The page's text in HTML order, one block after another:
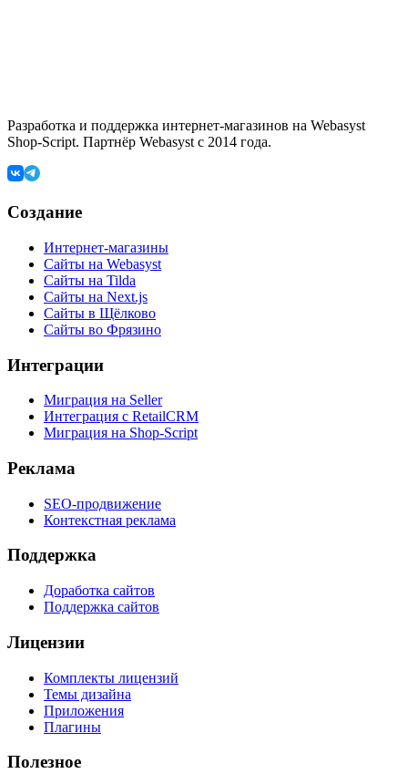
Разработка и поддержка интернет-магазинов на Webasyst
Shop-Script. Партнёр Webasyst с 2014 года.
Создание
Интернет-магазины
Сайты на Webasyst
Сайты на Tilda
Сайты на Next.js
Сайты в Щёлково
Сайты во Фрязино
Интеграции
Миграция на Seller
Интеграция с RetailCRM
Миграция на Shop-Script
Реклама
SEO-продвижение
Контекстная реклама
Поддержка
Доработка сайтов
Поддержка сайтов
Лицензии
Комплекты лицензий
Темы дизайна
Приложения
Плагины
Полезное